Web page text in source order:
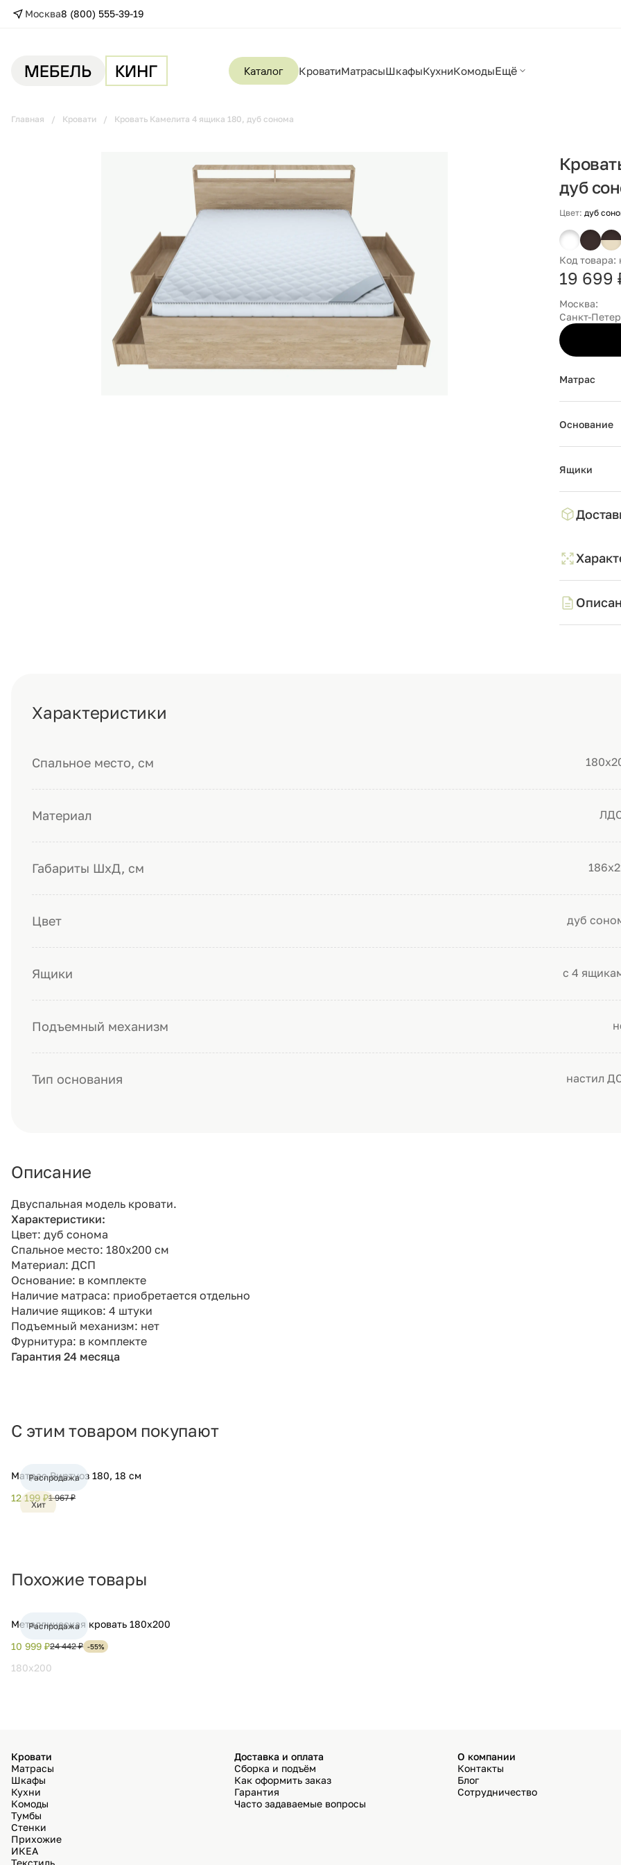
Москва8 (800) 555-39-19
Каталог КроватиМатрасыШкафыКухниКомодыЕщё
Главная Кровати Кровать Камелита 4 ящика 180, дуб сонома
дуб
Цвет: дуб
Код товара:
19 699
Москва:
Санкт-
Матрас
Основание
Ящики
Характеристики
Спальное место, см
Материал
Габариты ШхД, см
Цвет дуб
Ящики с 4
Подъемный механизм
Тип основания настил
Описание
Двуспальная модель кровати.
Характеристики:
Цвет: дуб сонома
Спальное место: 180х200 см
Материал: ДСП
Основание: в комплекте
Наличие матраса: приобретается отдельно
Наличие ящиков: 4 штуки
Подъемный механизм: нет
Фурнитура: в комплекте
Гарантия 24 месяца
С этим товаром покупают
Матрас Виртуоз 180, 18 см
12 199 ₽1 967 ₽
Распродажа
Хит
Похожие товары
Металлическая кровать 180х200
10 999 ₽24 442 ₽ -55%
Распродажа
180x200
Кровати
Матрасы
Шкафы
Кухни
Комоды
Тумбы
Стенки
Прихожие
ИКЕА
Текстиль
Доставка и оплата
Сборка и подъём
Как оформить заказ
Гарантия
Часто задаваемые вопросы
О компании
Контакты
Блог
Сотрудничество